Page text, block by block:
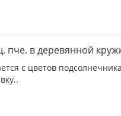
пче. в деревянной
с цветов